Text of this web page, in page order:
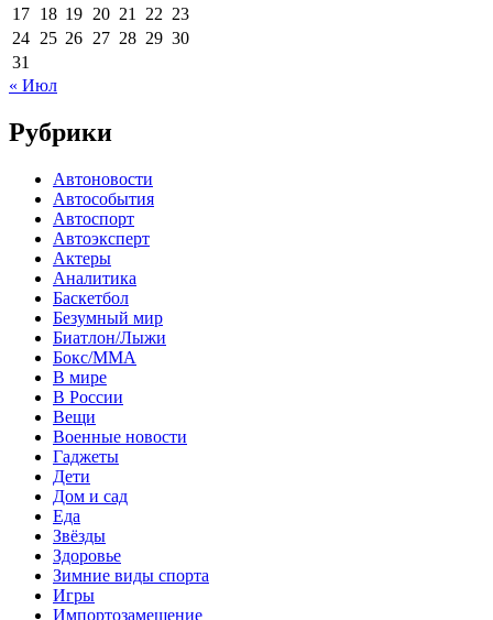
17 18 19 20 21 22 23
24 25 26 27 28 29 30
31
« Июл
Рубрики
Автоновости
Автособытия
Автоспорт
Автоэксперт
Актеры
Аналитика
Баскетбол
Безумный мир
Биатлон/Лыжи
Бокс/MMA
В мире
В России
Вещи
Военные новости
Гаджеты
Дети
Дом и сад
Еда
Звёзды
Здоровье
Зимние виды спорта
Игры
Импортозамещение